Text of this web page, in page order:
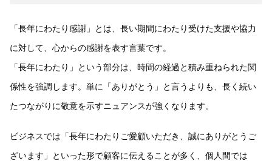
「長年にわたり感謝」とは、長い期間にわたり受けた支援や協力
に対して、心からの感謝を表す言葉です。
「長年にわたり」という部分は、時間の経過と積み重ねられた関
係性を強調します。単に「ありがとう」と言うよりも、長く続い
たつながりに敬意を示すニュアンスが強くなります。
ビジネスでは「長年にわたりご愛顧いただき、誠にありがとうご
ざいます」といった形で顧客に伝えることが多く、個人間では